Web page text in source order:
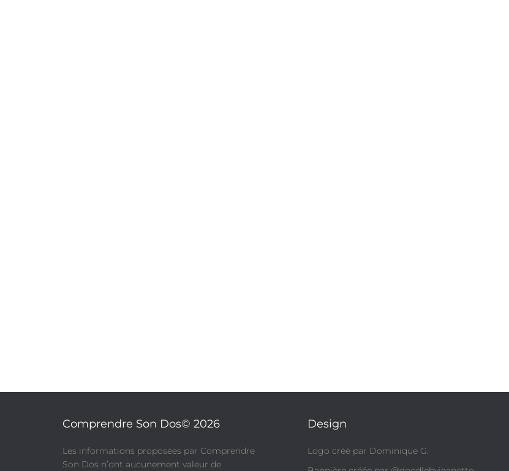
Comprendre Son Dos© 2026
​Les informations proposées par Comprendre
Son Dos n’ont aucunement valeur de
Design
Logo créé par Dominique G.